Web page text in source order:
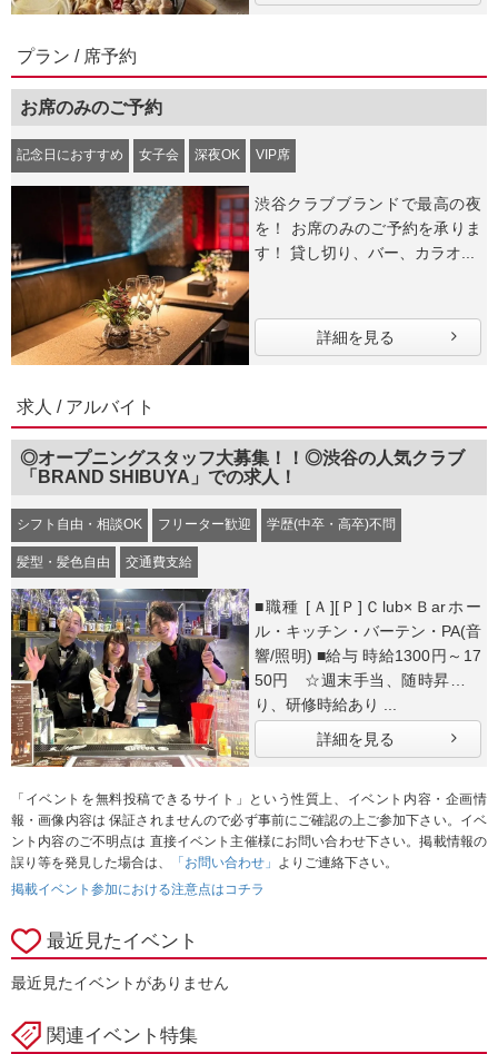
プラン / 席予約
お席のみのご予約
記念日におすすめ 女子会 深夜OK VIP席
渋谷クラブブランドで最高の夜
を！ お席のみのご予約を承りま
す！ 貸し切り、バー、カラオ...
詳細を見る
求人 / アルバイト
◎オープニングスタッフ大募集！！◎渋谷の人気クラブ
「BRAND SHIBUYA」での求人！
シフト自由・相談OK フリーター歓迎 学歴(中卒・高卒)不問
髪型・髪色自由 交通費支給
■職種 [Ａ][Ｐ]Ｃlub×Ｂarホー
ル・キッチン・バーテン・PA(音
響/照明) ■給与 時給1300円～17
50円 ☆週末手当、随時昇給あ
り、研修時給あり ...
詳細を見る
「イベントを無料投稿できるサイト」という性質上、イベント内容・企画情
報・画像内容は 保証されませんので必ず事前にご確認の上ご参加下さい。イベ
ント内容のご不明点は 直接イベント主催様にお問い合わせ下さい。掲載情報の
誤り等を発見した場合は、
「お問い合わせ」 よりご連絡下さい。
掲載イベント参加における注意点はコチラ
最近見たイベント
最近見たイベントがありません
関連イベント特集